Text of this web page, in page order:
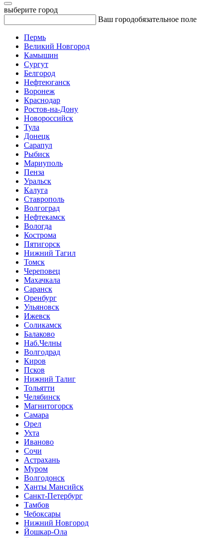
выберите город
Ваш городобязательное поле
Пермь
Великий Новгород
Камышин
Сургут
Белгород
Нефтеюганск
Воронеж
Краснодар
Ростов-на-Дону
Новороссийск
Тула
Донецк
Сарапул
Рыбиск
Мариуполь
Пенза
Уральск
Калуга
Ставрополь
Волгоград
Нефтекамск
Вологда
Кострома
Пятигорск
Нижний Тагил
Томск
Череповец
Махачкала
Саранск
Оренбург
Ульяновск
Ижевск
Соликамск
Балаково
Наб.Челны
Волгодрад
Киров
Псков
Нижний Талиг
Тольятти
Челябинск
Магнитогорск
Самара
Орел
Ухта
Иваново
Сочи
Астрахань
Муром
Волгодонск
Ханты Мансийск
Санкт-Петербург
Тамбов
Чебоксары
Нижний Новгород
Йошкар-Ола